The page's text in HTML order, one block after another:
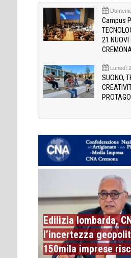
Campus
21 NUOVI
Lunedì
SUONO,
Edilizia lombarda,
l’incertezza
150mila imprese